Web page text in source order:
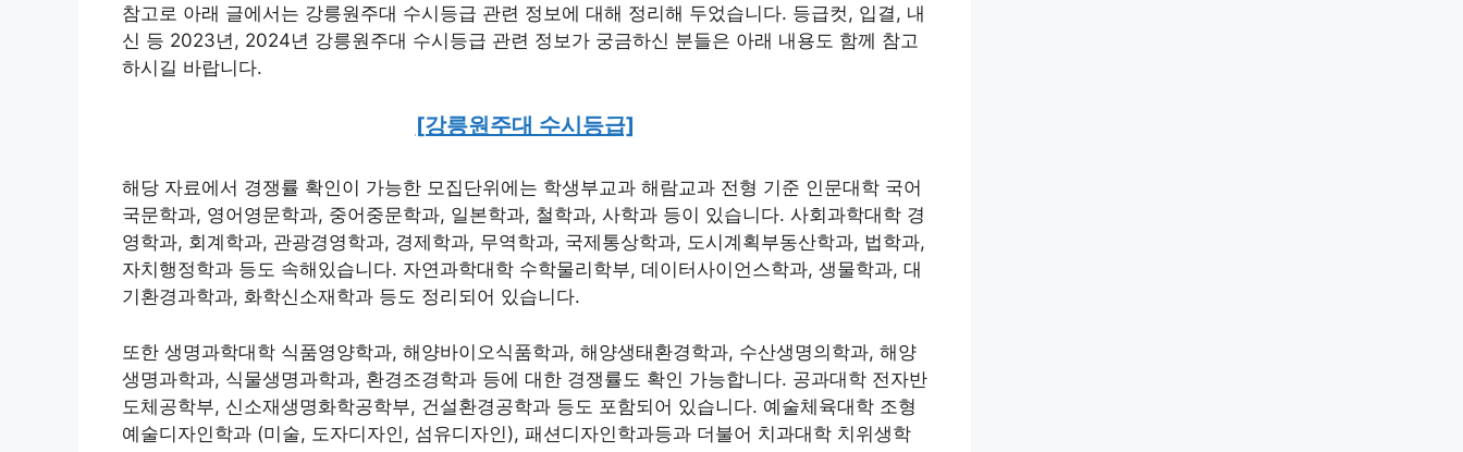
참고로 아래 글에서는 강릉원주대 수시등급 관련 정보에 대해 정리해 두었습니다. 등급컷, 입결, 내
신 등 2023년, 2024년 강릉원주대 수시등급 관련 정보가 궁금하신 분들은 아래 내용도 함께 참고
하시길 바랍니다.
[강릉원주대 수시등급]
해당 자료에서 경쟁률 확인이 가능한 모집단위에는 학생부교과 해람교과 전형 기준 인문대학 국어
국문학과, 영어영문학과, 중어중문학과, 일본학과, 철학과, 사학과 등이 있습니다. 사회과학대학 경
영학과, 회계학과, 관광경영학과, 경제학과, 무역학과, 국제통상학과, 도시계획부동산학과, 법학과,
자치행정학과 등도 속해있습니다. 자연과학대학 수학물리학부, 데이터사이언스학과, 생물학과, 대
기환경과학과, 화학신소재학과 등도 정리되어 있습니다.
또한 생명과학대학 식품영양학과, 해양바이오식품학과, 해양생태환경학과, 수산생명의학과, 해양
생명과학과, 식물생명과학과, 환경조경학과 등에 대한 경쟁률도 확인 가능합니다. 공과대학 전자반
도체공학부, 신소재생명화학공학부, 건설환경공학과 등도 포함되어 있습니다. 예술체육대학 조형
예술디자인학과 (미술, 도자디자인, 섬유디자인), 패션디자인학과등과 더불어 치과대학 치위생학